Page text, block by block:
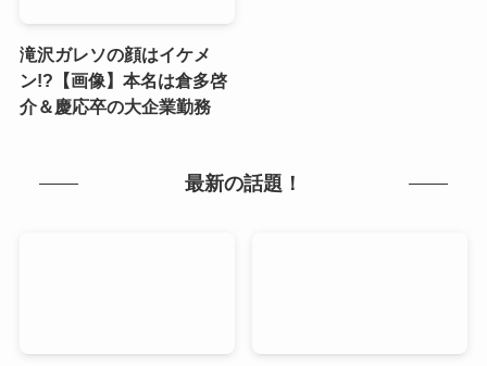
滝沢ガレソの顔はイケメ
ン!?【画像】本名は倉多啓
介＆慶応卒の大企業勤務
最新の話題！